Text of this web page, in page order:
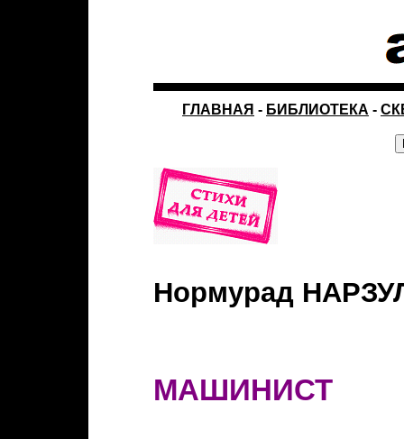
ГЛАВНАЯ - БИБЛИОТЕКА -
Нормурад
МАШИНИСТ